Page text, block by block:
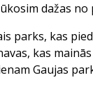
dažas
parks, kas
kas
Gaujas